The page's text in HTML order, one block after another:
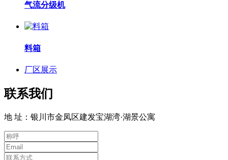
气流分级机
料箱
厂区展示
联系我们
地 址：银川市金凤区建发宝湖湾·湖景公寓